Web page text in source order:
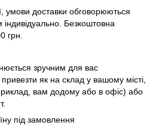
умови доставки обговорюються
індивідуально. Безкоштовна
грн.
зручним для вас
як на склад у вашому місті,
вам додому або в офіс) або
під замовлення